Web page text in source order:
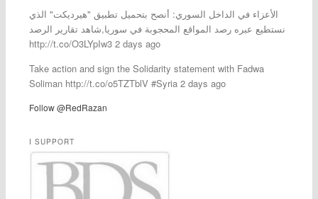
الأعزاء في الداخل السوري: أنصح بتحميل تطبيق "هيرديكت" الذي
نستطيع عبره رصد المواقع المحجوبة في سوريا,شاهد تقارير الرصد
http://t.co/O3LYpIw3 2 days ago
Take action and sign the Solidarity statement with Fadwa
Soliman http://t.co/o5TZTblV #Syria 2 days ago
Follow @RedRazan
I SUPPORT